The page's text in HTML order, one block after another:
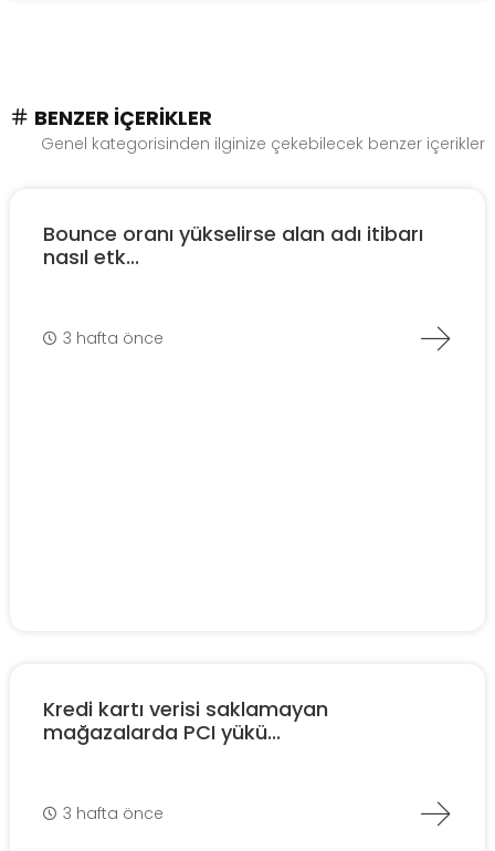
BENZER İÇERIKLER
Genel kategorisinden ilginize çekebilecek benzer içerikler
Bounce oranı yükselirse alan adı itibarı
nasıl etk...
3 hafta önce
Kredi kartı verisi saklamayan
mağazalarda PCI yükü...
3 hafta önce